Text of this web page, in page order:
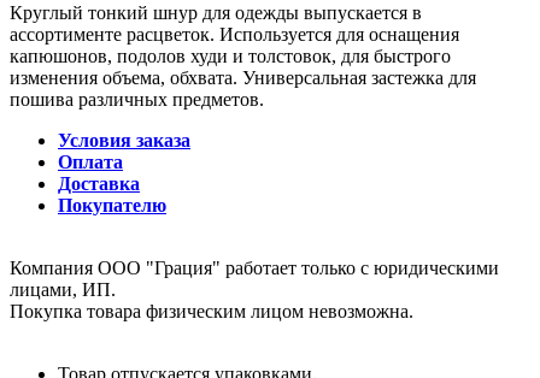
Круглый тонкий шнур для одежды выпускается в
ассортименте расцветок. Используется для оснащения
капюшонов, подолов худи и толстовок, для быстрого
изменения объема, обхвата. Универсальная застежка для
пошива различных предметов.
Условия заказа
Оплата
Доставка
Покупателю
Компания ООО "Грация" работает только с юридическими
лицами, ИП.
Покупка товара физическим лицом невозможна.
Товар отпускается упаковками.